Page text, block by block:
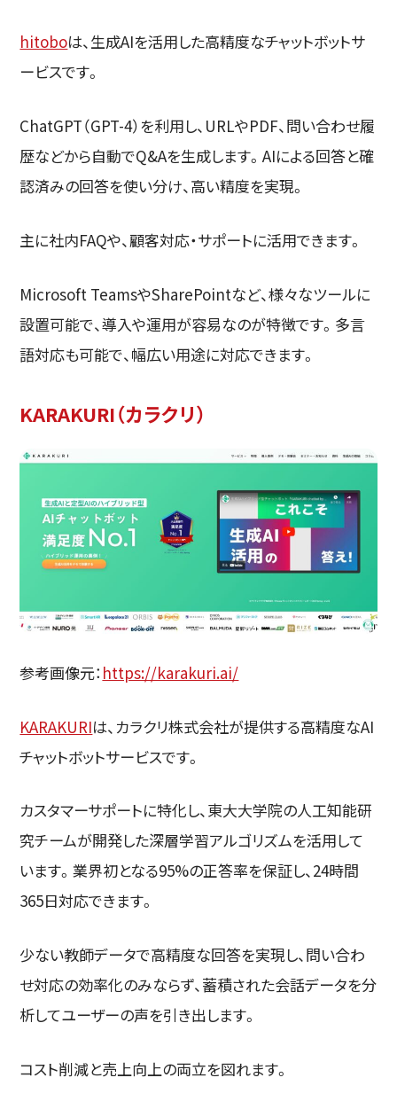
hitoboは、生成AIを活用した高精度なチャットボットサ
ービスです。
ChatGPT（GPT-4）を利用し、URLやPDF、問い合わせ履
歴などから自動でQ&Aを生成します。AIによる回答と確
認済みの回答を使い分け、高い精度を実現。
主に社内FAQや、顧客対応・サポートに活用できます。
Microsoft TeamsやSharePointなど、様々なツールに
設置可能で、導入や運用が容易なのが特徴です。多言
語対応も可能で、幅広い用途に対応できます。
KARAKURI（カラクリ）
参考画像元： https://karakuri.ai/
KARAKURIは、カラクリ株式会社が提供する高精度なAI
チャットボットサービスです。
カスタマーサポートに特化し、東大大学院の人工知能研
究チームが開発した深層学習アルゴリズムを活用して
います。業界初となる95%の正答率を保証し、24時間
365日対応できます。
少ない教師データで高精度な回答を実現し、問い合わ
せ対応の効率化のみならず、蓄積された会話データを分
析してユーザーの声を引き出します。
コスト削減と売上向上の両立を図れます。